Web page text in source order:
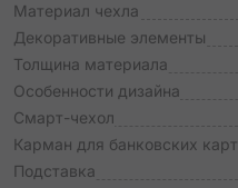
Материал чехла
Декоративные элементы
Толщина материала
Особенности дизайна
Смарт-чехол
Карман для банковских карт
Подставка